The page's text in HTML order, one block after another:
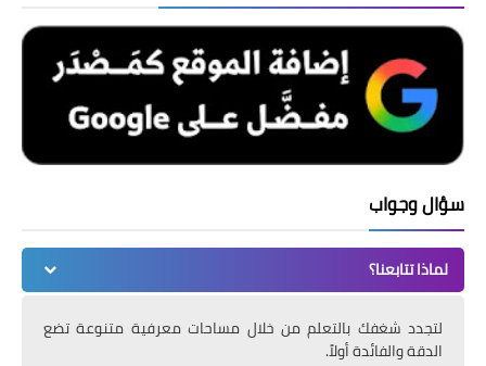
سؤال وجواب
لماذا تتابعنا؟
لتجدد شغفك بالتعلم من خلال مساحات معرفية متنوعة تضع
الدقة والفائدة أولاً.